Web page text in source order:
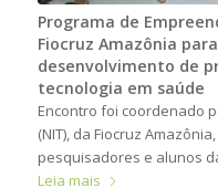
Programa de
Fiocruz Amazônia
desenvolvimento de
tecnologia em saúde
Encontro foi coordenado
(NIT), da Fiocruz
pesquisadores e alunos
Leia mais